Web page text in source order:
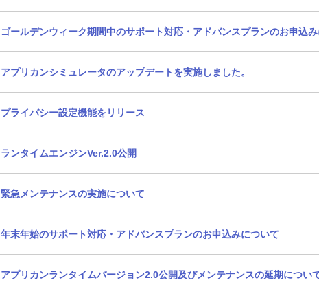
ゴールデンウィーク期間中のサポート対応・アドバンスプランのお申込
アプリカンシミュレータのアップデートを実施しました。
プライバシー設定機能をリリース
ランタイムエンジンVer.2.0公開
緊急メンテナンスの実施について
年末年始のサポート対応・アドバンスプランのお申込みについて
アプリカンランタイムバージョン2.0公開及びメンテナンスの延期につい